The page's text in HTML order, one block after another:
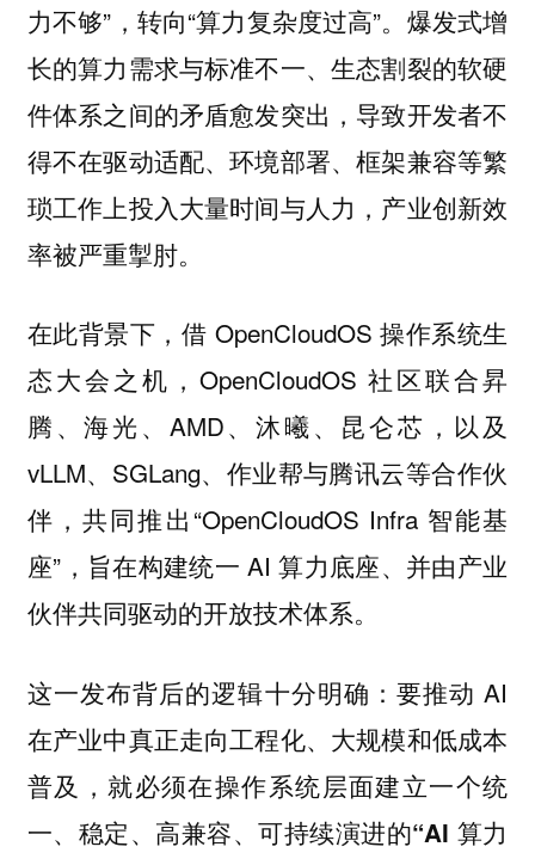
力不够”，转向“算力复杂度过高”。爆发式增
长的算力需求与标准不一、生态割裂的软硬
件体系之间的矛盾愈发突出，导致开发者不
得不在驱动适配、环境部署、框架兼容等繁
琐工作上投入大量时间与人力，产业创新效
率被严重掣肘。
在此背景下，借 OpenCloudOS 操作系统生
态大会之机，OpenCloudOS 社区联合昇
腾、海光、AMD、沐曦、昆仑芯，以及
vLLM、SGLang、作业帮与腾讯云等合作伙
伴，共同推出“OpenCloudOS Infra 智能基
座”，旨在构建统一 AI 算力底座、并由产业
伙伴共同驱动的开放技术体系。
这一发布背后的逻辑十分明确：要推动 AI
在产业中真正走向工程化、大规模和低成本
普及，就必须在操作系统层面建立一个统
一、稳定、高兼容、可持续演进的“AI 算力